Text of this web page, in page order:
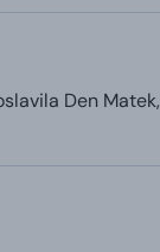
Den Matek,